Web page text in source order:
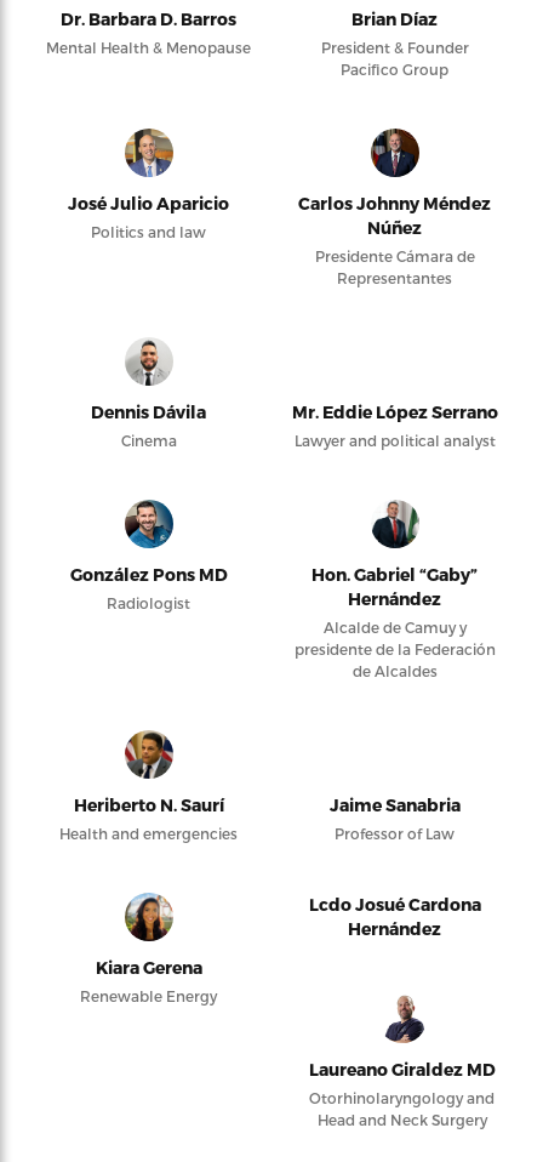
Dr. Barbara D. Barros
Mental Health & Menopause
Brian Díaz
President & Founder
Pacifico Group
José Julio Aparicio
Politics and law
Carlos Johnny Méndez
Núñez
Presidente Cámara de
Representantes
Dennis Dávila
Cinema
Mr. Eddie López Serrano
Lawyer and political analyst
González Pons MD
Radiologist
Hon. Gabriel “Gaby”
Hernández
Alcalde de Camuy y
presidente de la Federación
de Alcaldes
Heriberto N. Saurí
Health and emergencies
Jaime Sanabria
Professor of Law
Kiara Gerena
Renewable Energy
Lcdo Josué Cardona
Hernández
Laureano Giraldez MD
Otorhinolaryngology and
Head and Neck Surgery